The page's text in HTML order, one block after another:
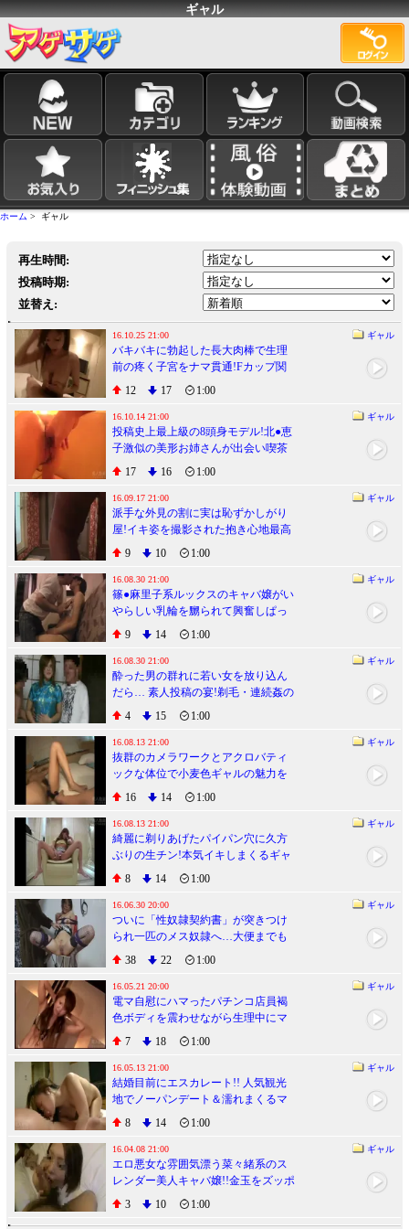
ギャル
ホーム > ギャル
再生時間:
投稿時期:
並替え:
16.10.25 21:00 ギャル
バキバキに勃起した長大肉棒で生理
前の疼く子宮をナマ貫通!Fカップ関
西弁ギャルが再降臨!!
12 17 1:00
16.10.14 21:00 ギャル
投稿史上最上級の8頭身モデル!北●恵
子激似の美形お姉さんが出会い喫茶
でユキズリ初ハメドリ!!
17 16 1:00
16.09.17 21:00 ギャル
派手な外見の割に実は恥ずかしがり
屋!イキ姿を撮影された抱き心地最高
の豊満ボディギャル
9 10 1:00
16.08.30 21:00 ギャル
篠●麻里子系ルックスのキャバ嬢がい
やらしい乳輪を嬲られて興奮しぱっ
くり騎乗位ハメ!!
9 14 1:00
16.08.30 21:00 ギャル
酔った男の群れに若い女を放り込ん
だら… 素人投稿の宴!剃毛・連続姦の
混沌過ぎる乱交ビデオ
4 15 1:00
16.08.13 21:00 ギャル
抜群のカメラワークとアクロバティ
ックな体位で小麦色ギャルの魅力を
撮りまくる快作!
16 14 1:00
16.08.13 21:00 ギャル
綺麗に剃りあげたパイパン穴に久方
ぶりの生チン!本気イキしまくるギャ
ルホステス!!
8 14 1:00
16.06.30 20:00 ギャル
ついに「性奴隷契約書」が突きつけ
られ一匹のメス奴隷へ…大便までも
すべてご主人様の管理下へ
38 22 1:00
16.05.21 20:00 ギャル
電マ自慰にハマったパチンコ店員褐
色ボディを震わせながら生理中にマ
ンコ生ハメ痙攣アクメ
7 18 1:00
16.05.13 21:00 ギャル
結婚目前にエスカレート!! 人気観光
地でノーパンデート＆濡れまくるマ
ンコに婚約精子生中出し
8 14 1:00
16.04.08 21:00 ギャル
エロ悪女な雰囲気漂う菜々緒系のス
レンダー美人キャバ嬢!!金玉をズッポ
ンズッポン踊り食い
3 10 1:00